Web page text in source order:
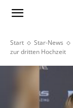
Start Star-News
zur dritten Hochzeit